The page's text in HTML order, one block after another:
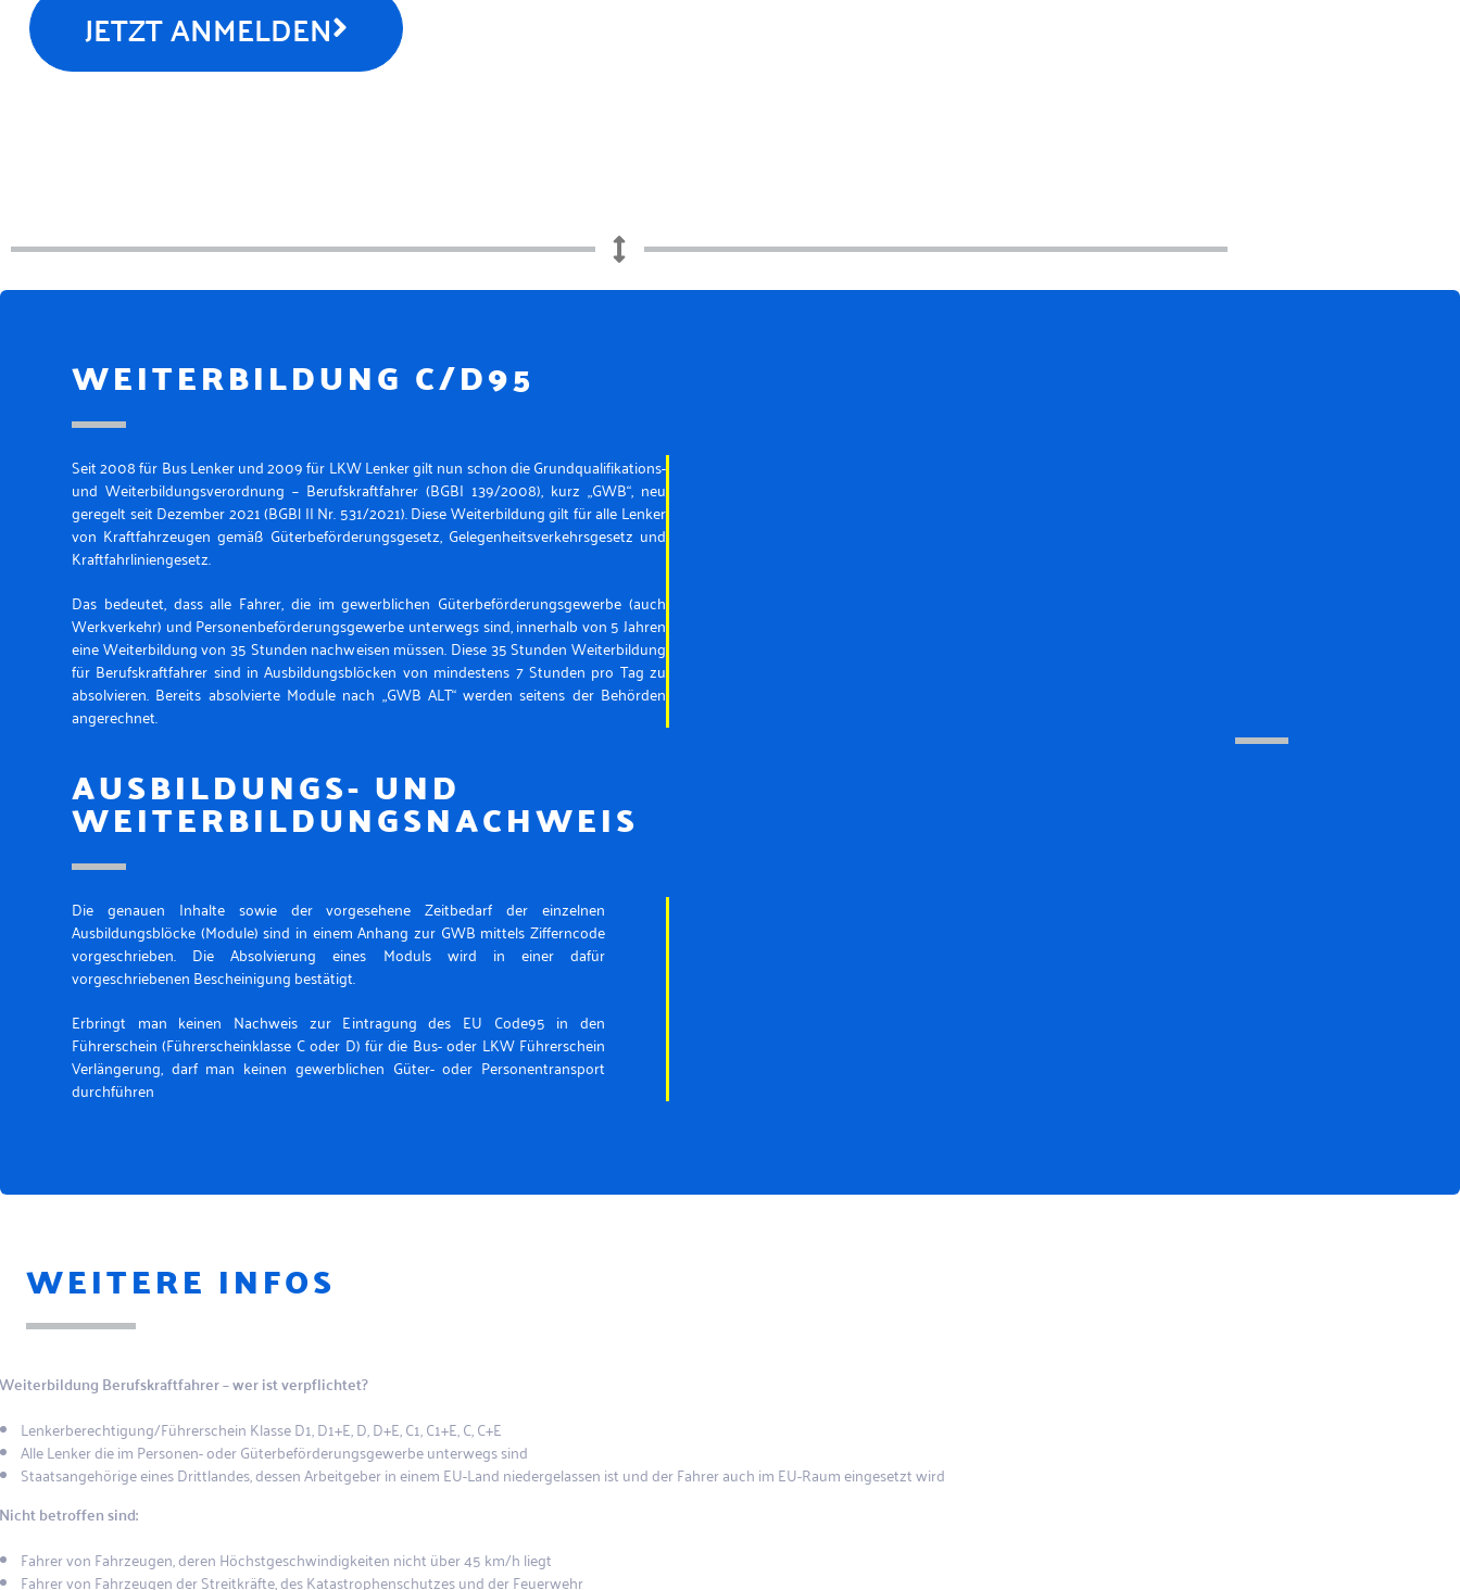
JETZT ANMELDEN
WEITERBILDUNG C/D95
Seit 2008 für Bus Lenker und 2009 für LKW Lenker gilt nun schon die Grundqualifikations-
und Weiterbildungsverordnung – Berufskraftfahrer (BGBI 139/2008), kurz „GWB“, neu
geregelt seit Dezember 2021 (BGBl II Nr. 531/2021). Diese Weiterbildung gilt für alle Lenker
von Kraftfahrzeugen gemäß Güterbeförderungsgesetz, Gelegenheitsverkehrsgesetz und
Kraftfahrliniengesetz.
Das bedeutet, dass alle Fahrer, die im gewerblichen Güterbeförderungsgewerbe (auch
Werkverkehr) und Personenbeförderungsgewerbe unterwegs sind, innerhalb von 5 Jahren
eine Weiterbildung von 35 Stunden nachweisen müssen. Diese 35 Stunden Weiterbildung
für Berufskraftfahrer sind in Ausbildungsblöcken von mindestens 7 Stunden pro Tag zu
absolvieren. Bereits absolvierte Module nach „GWB ALT“ werden seitens der Behörden
angerechnet.
AUSBILDUNGS- UND
WEITERBILDUNGSNACHWEIS
Die genauen Inhalte sowie der vorgesehene Zeitbedarf der einzelnen
Ausbildungsblöcke (Module) sind in einem Anhang zur GWB mittels Zifferncode
vorgeschrieben. Die Absolvierung eines Moduls wird in einer dafür
vorgeschriebenen Bescheinigung bestätigt.
Erbringt man keinen Nachweis zur Eintragung des EU Code95 in den
Führerschein (Führerscheinklasse C oder D) für die Bus- oder LKW Führerschein
Verlängerung, darf man keinen gewerblichen Güter- oder Personentransport
durchführen
WEITERE INFOS
Weiterbildung Berufskraftfahrer – wer ist verpflichtet?
Lenkerberechtigung/Führerschein Klasse D1, D1+E, D, D+E, C1, C1+E, C, C+E
Alle Lenker die im Personen- oder Güterbeförderungsgewerbe unterwegs sind
Staatsangehörige eines Drittlandes, dessen Arbeitgeber in einem EU-Land niedergelassen ist und der Fahrer auch im EU-Raum eingesetzt wird
Nicht betroffen sind:
Fahrer von Fahrzeugen, deren Höchstgeschwindigkeiten nicht über 45 km/h liegt
Fahrer von Fahrzeugen der Streitkräfte, des Katastrophenschutzes und der Feuerwehr